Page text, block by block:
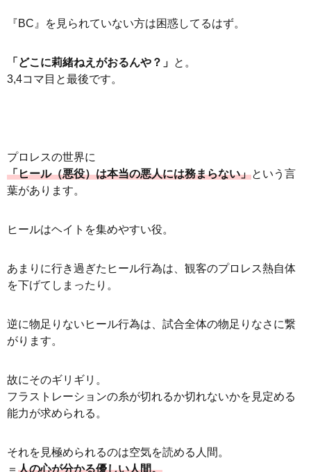
『BC』を見られていない方は困惑してるはず。
「どこに莉緒ねえがおるんや？」 と。
3,4コマ目と最後です。
プロレスの世界に
「ヒール（悪役）は本当の悪人には務まらない」という言
葉があります。
ヒールはヘイトを集めやすい役。
あまりに行き過ぎたヒール行為は、観客のプロレス熱自体
を下げてしまったり。
逆に物足りないヒール行為は、試合全体の物足りなさに繋
がります。
故にそのギリギリ。
フラストレーションの糸が切れるか切れないかを見定める
能力が求められる。
それを見極められるのは空気を読める人間。
＝ 人の心が分かる優しい人間。